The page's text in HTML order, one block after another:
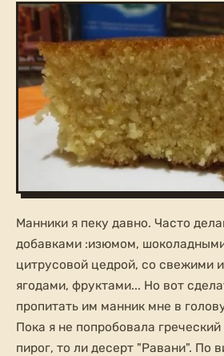
Манники я пеку давно. Часто
добавками :изюмом,
цитрусовой цедрой, со свежими
ягодами, фруктами... Но вот
пропитать им манник мне в
Пока я не попробовала
пирог, то ли десерт "Равани". По